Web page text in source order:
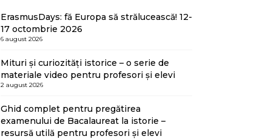
ErasmusDays: fă Europa să strălucească! 12-
17 octombrie 2026
6 august 2026
Mituri și curiozități istorice – o serie de
materiale video pentru profesori și elevi
2 august 2026
Ghid complet pentru pregătirea
examenului de Bacalaureat la istorie –
resursă utilă pentru profesori și elevi